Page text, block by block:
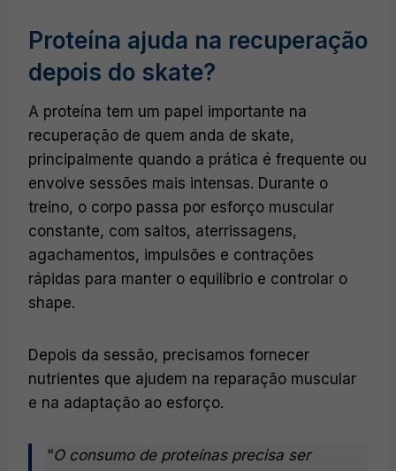
Proteína ajuda na recuperação
depois do skate?
A proteína tem um papel importante na
recuperação de quem anda de skate,
principalmente quando a prática é frequente ou
envolve sessões mais intensas. Durante o
treino, o corpo passa por esforço muscular
constante, com saltos, aterrissagens,
agachamentos, impulsões e contrações
rápidas para manter o equilíbrio e controlar o
shape.
Depois da sessão, precisamos fornecer
nutrientes que ajudem na reparação muscular
e na adaptação ao esforço.
“O consumo de proteínas precisa ser